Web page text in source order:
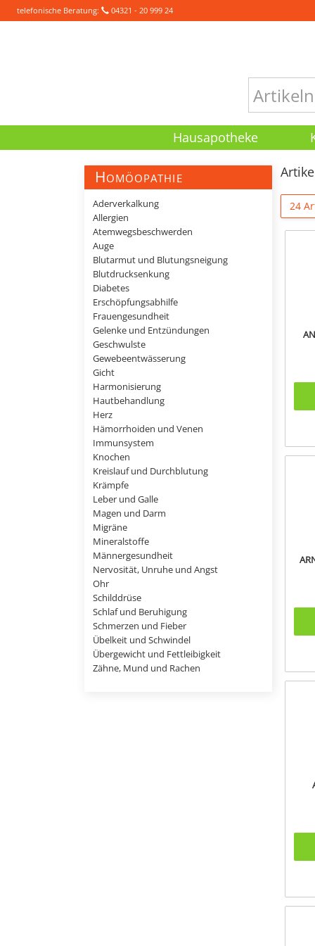
telefonische Beratung: 04321 - 20 999 24
Hausapotheke
Homöopathie
Aderverkalkung
Allergien
Atemwegsbeschwerden
Auge
Blutarmut und Blutungsneigung
Blutdrucksenkung
Diabetes
Erschöpfungsabhilfe
Frauengesundheit
Gelenke und Entzündungen
Geschwulste
Gewebeentwässerung
Gicht
Harmonisierung
Hautbehandlung
Herz
Hämorrhoiden und Venen
Immunsystem
Knochen
Kreislauf und Durchblutung
Krämpfe
Leber und Galle
Magen und Darm
Migräne
Mineralstoffe
Männergesundheit
Nervosität, Unruhe und Angst
Ohr
Schilddrüse
Schlaf und Beruhigung
Schmerzen und Fieber
Übelkeit und Schwindel
Übergewicht und Fettleibigkeit
Zähne, Mund und Rachen
24